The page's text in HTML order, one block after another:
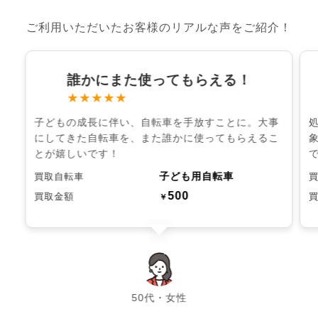
ご利用いただいたお客様のリアルな声をご紹介！
誰かにまた使ってもらえる！
★★★★★
子どもの成長に伴い、自転車を手放すことに。大事
にしてきた自転車を、また誰かに使ってもらえるこ
とが嬉しいです！
買取自転車 子ども用自転車
買取金額 ￥500
50代・女性
chevron_left chevron_right